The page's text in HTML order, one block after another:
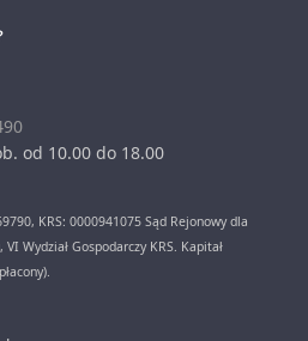
od 10.00 do 18.00
KRS: 0000941075 Sąd Rejonowy dla
Wydział Gospodarczy KRS. Kapitał